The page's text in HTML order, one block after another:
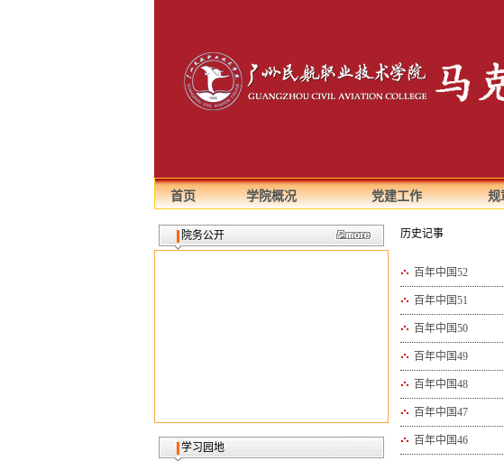
首页 学院概况 党建工作 规
院务公开
学习园地
历史记事
百年中国52
百年中国51
百年中国50
百年中国49
百年中国48
百年中国47
百年中国46